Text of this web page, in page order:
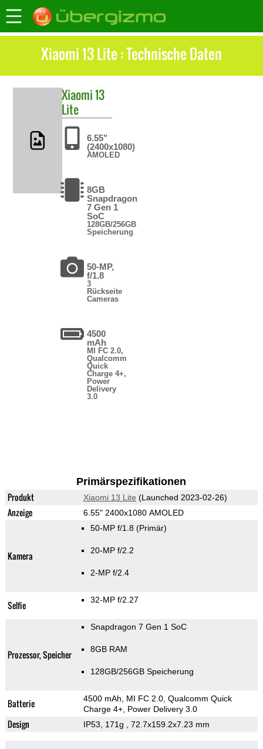
Xiaomi 13 Lite : Technische Daten
Xiaomi13
Lite
6.55"
(2400x1080)
AMOLED
8GB
Snapdragon
7 Gen 1
SoC
128GB/256GB
Speicherung
50-MP,
f/1.8
3
Rückseite
Cameras
4500
mAh
MI FC 2.0,
Qualcomm
Quick
Charge 4+,
Power
Delivery
3.0
Primärspezifikationen
Produkt Xiaomi 13 Lite (Launched 2023-02-26)
Anzeige 6.55" 2400x1080 AMOLED
Kamera
50-MP f/1.8 (Primär)
20-MP f/2.2
2-MP f/2.4
Selfie 32-MP f/2.27
Prozessor, Speicher
Snapdragon 7 Gen 1 SoC
8GB RAM
128GB/256GB Speicherung
Batterie
4500 mAh, MI FC 2.0, Qualcomm Quick
Charge 4+, Power Delivery 3.0
Design IP53, 171g , 72.7x159.2x7.23 mm